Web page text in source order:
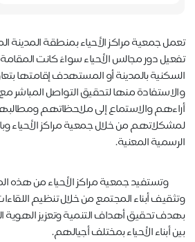
تعمل جمعية مراكز الأحياء بمنطقة المدينة
تفعيل دور مجالس الأحياء سواءً كانت المقامة
السكنية بالمدينة أو المستهدف إقامتها
والاستفادة منها لتحقيق التواصل المباشر
أراءهم والاستماع إلى ملاحظاتهم
لمشكلاتهم من خلال جمعية مراكز الأحياء
الرسمية المعنية.
وتستفيد جمعية مراكز الأحياء من هذه
وتثقيف أبناء المجتمع من خلال تنظيم
بهدف تحقيق أهداف التنمية وتعزيز الهوية
بين أبناء الأحياء بمختلف أجيالهم.